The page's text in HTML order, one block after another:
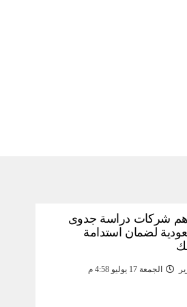
شركات دراسة جدوى
لضمان استدامة
الجمعة 17 يوليو 4:58 م